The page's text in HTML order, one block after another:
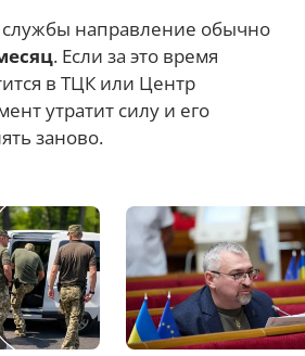
службы направление обычно
. Если за это время
в ТЦК или Центр
утратит силу и его
заново.